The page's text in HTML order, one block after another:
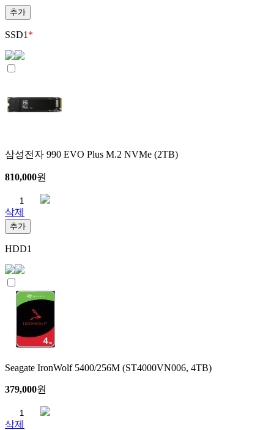
추가
SSD1 *
삼성전자 990 EVO Plus M.2 NVMe (2TB)
810,000원
삭제
추가
HDD1
Seagate IronWolf 5400/256M (ST4000VN006, 4TB)
379,000원
삭제